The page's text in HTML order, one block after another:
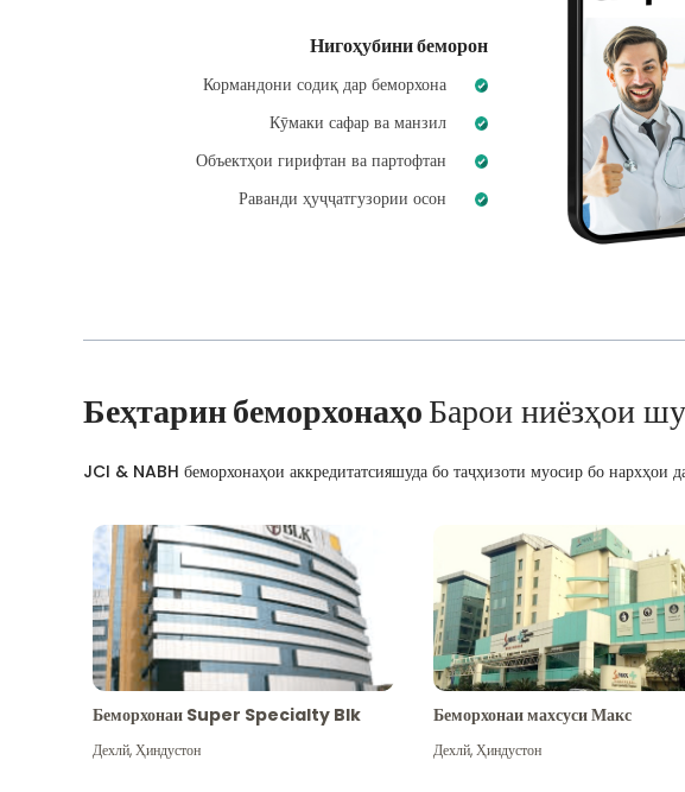
Нигоҳубини беморон
Кормандони содиқ дар беморхона
Кӯмаки сафар ва манзил
Объектҳои гирифтан ва партофтан
Раванди ҳуҷҷатгузории осон
Беҳтарин беморхонаҳоБарои ниёзҳои
JCI & NABH беморхонаҳои аккредитатсияшуда бо таҷҳизоти муосир бо нархҳои
Беморхонаи Super Specialty Blk
Дехлй,Ҳиндустон
Беморхонаи махсуси Макс
Дехлй,Ҳиндустон